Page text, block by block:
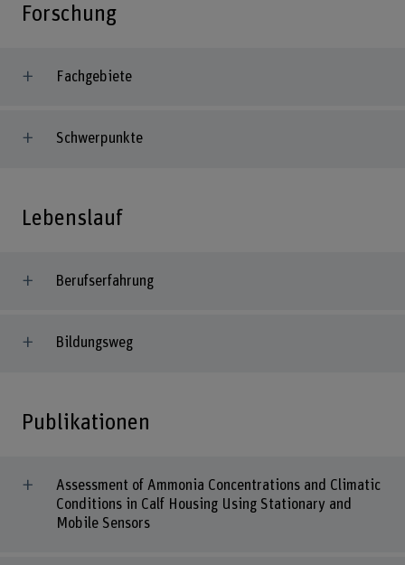
Forschung
Fachgebiete
Schwerpunkte
Lebenslauf
Berufserfahrung
Bildungsweg
Publikationen
Assessment of Ammonia Concentrations and Climatic
Conditions in Calf Housing Using Stationary and
Mobile Sensors